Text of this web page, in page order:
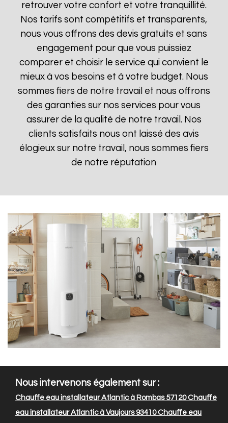
retrouver votre confort et votre tranquillité.
Nos tarifs sont compétitifs et transparents,
nous vous offrons des devis gratuits et sans
engagement pour que vous puissiez
comparer et choisir le service qui convient le
mieux à vos besoins et à votre budget. Nous
sommes fiers de notre travail et nous offrons
des garanties sur nos services pour vous
assurer de la qualité de notre travail. Nos
clients satisfaits nous ont laissé des avis
élogieux sur notre travail, nous sommes fiers
de notre réputation
Nous intervenons également sur :
Chauffe eau installateur Atlantic à Rombas 57120Chauffe
eau installateur Atlantic à Vaujours 93410Chauffe eau